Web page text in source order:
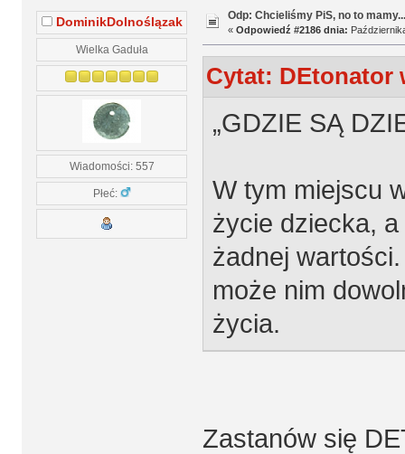
DominikDolnoślązak
Wielka Gaduła
Wiadomości: 557
Płeć:
Odp: Chcieliśmy PiS, no to
« Odpowiedź #2186 dnia:
Cytat: DEtonator
„GDZIE SĄ
W tym miejscu
życie dziecka,
żadnej
może nim
życia.
Zastanów się